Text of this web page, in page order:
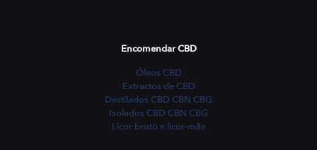
Encomendar CBD
Óleos CBD
Extractos de CBD
Destilados CBD CBN CBG
Isolados CBD CBN CBG
Licor bruto e licor-mãe